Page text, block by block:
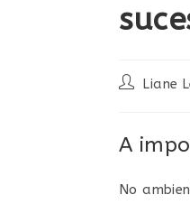
Liane
A
No